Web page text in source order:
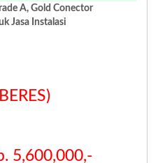
A, Gold Conector
Jasa Instalasi
5,600,000,-